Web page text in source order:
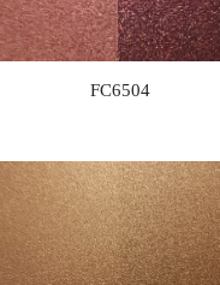
FC6504